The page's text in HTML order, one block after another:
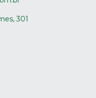
301